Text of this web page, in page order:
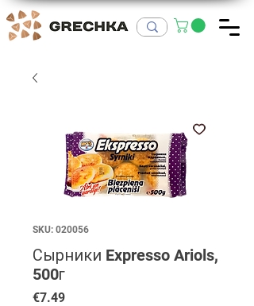
SKU: 020056
Сырники Expresso Ariols,
500г
€7.49Price